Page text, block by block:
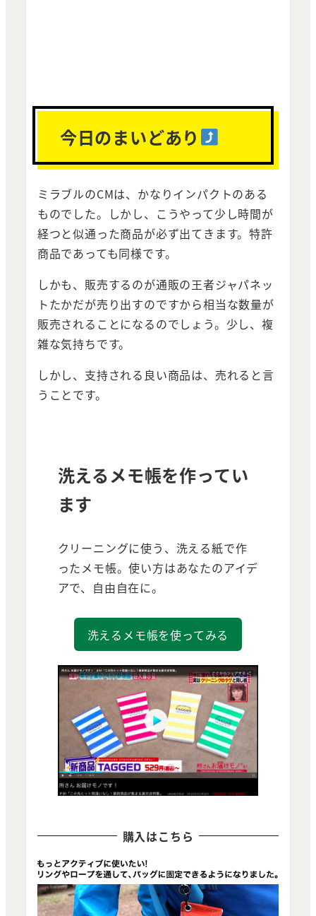
今日のまいどあり
ミラブルのCMは、かなりインパクトのある
ものでした。しかし、こうやって少し時間が
経つと似通った商品が必ず出てきます。特許
商品であっても同様です。
しかも、販売するのが通販の王者ジャパネッ
トたかだが売り出すのですから相当な数量が
販売されることになるのでしょう。少し、複
雑な気持ちです。
しかし、支持される良い商品は、売れると言
うことです。
洗えるメモ帳を作ってい
ます
クリーニングに使う、洗える紙で作
ったメモ帳。使い方はあなたのアイデ
アで、自由自在に。
洗えるメモ帳を使ってみる
購入はこちら